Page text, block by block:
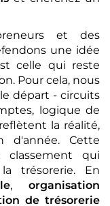
et des
une idée
celle qui reste
Pour cela, nous
départ - circuits
logique de
la réalité,
d'année. Cette
qui
trésorerie. En
, organisation
de trésorerie